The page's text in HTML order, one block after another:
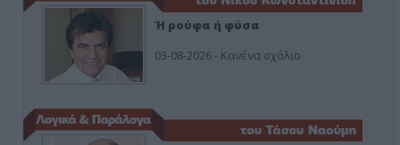
Ή ρούφα ή φύσα
03-08-2026 - Κανένα σχόλιο